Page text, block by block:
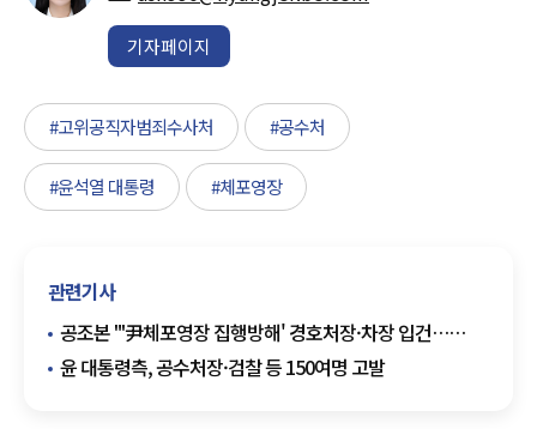
기자페이지
#고위공직자범죄수사처 #공수처
#윤석열 대통령 #체포영장
관련기사
공조본 "'尹체포영장 집행방해' 경호처장·차장 입건…
4일까지 출석요구"
윤 대통령측, 공수처장·검찰 등 150여명 고발